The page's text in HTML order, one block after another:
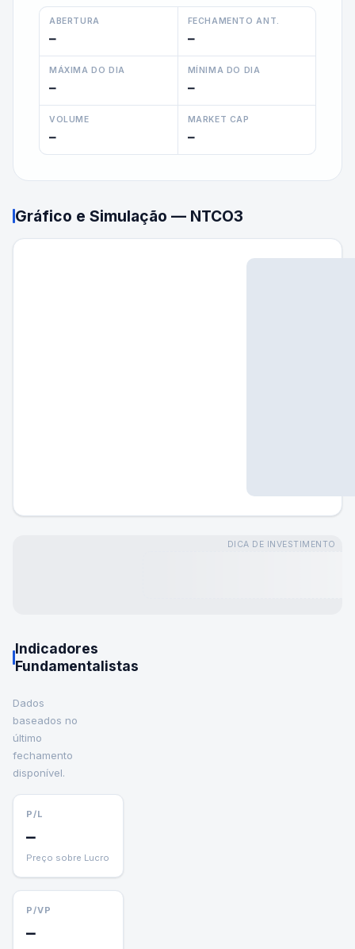
ABERTURA
—
FECHAMENTO ANT.
—
MÁXIMA DO DIA
—
MÍNIMA DO DIA
—
VOLUME
—
MARKET CAP
—
Gráfico e Simulação — NTCO3
DICA DE INVESTIMENTO
Indicadores
Fundamentalistas
Dados
baseados no
último
fechamento
disponível.
P/L
—
Preço sobre Lucro
P/VP
—